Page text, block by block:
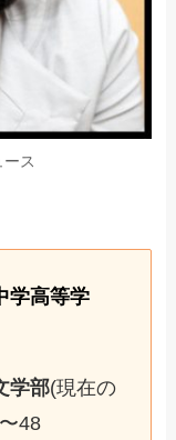
ス
学高等学
学部(現在の
48